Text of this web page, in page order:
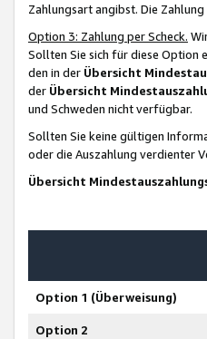
Zahlungsart angibst. Die
Option 3: Zahlung per Scheck.
Sollten Sie sich für diese Option
den in der Übersicht
der Übersicht
und Schweden nicht verfügbar.
Sollten Sie keine gültigen
oder die Auszahlung verdienter
Übersicht
Option 1 (Überweisung)
Option 2